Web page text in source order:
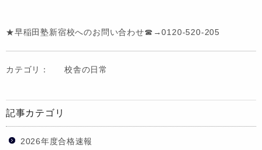
★早稲田塾新宿校へのお問い合わせ☎→0120-520-205
カテゴリ： 校舎の日常
記事カテゴリ
2026年度合格速報